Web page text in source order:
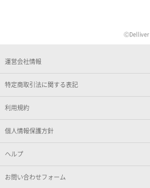
ⒸDelliver
運営会社情報
特定商取引法に関する表記
利用規約
個人情報保護方針
ヘルプ
お問い合わせフォーム